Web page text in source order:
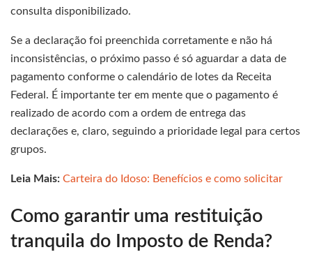
consulta disponibilizado.
Se a declaração foi preenchida corretamente e não há
inconsistências, o próximo passo é só aguardar a data de
pagamento conforme o calendário de lotes da Receita
Federal. É importante ter em mente que o pagamento é
realizado de acordo com a ordem de entrega das
declarações e, claro, seguindo a prioridade legal para certos
grupos.
Leia Mais: Carteira do Idoso: Benefícios e como solicitar
Como garantir uma restituição
tranquila do Imposto de Renda?